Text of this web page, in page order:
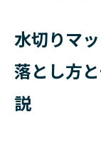
水切りマ
落とし方
説